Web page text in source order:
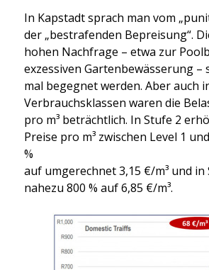
In Kap­stadt sprach man vom
der „bestra­fen­den Beprei­sung“.
hohen Nach­fra­ge – etwa zur
exzes­si­ven Gar­ten­be­wäs­se­rung
mal begeg­net wer­den. Aber auch
Ver­brauchs­klas­sen waren die
pro m³ beträcht­lich. In Stu­fe 2
Prei­se pro m³ zwi­schen Level 1
%
auf umge­rech­net 3,15 €/m³ und in
nahe­zu 800 % auf 6,85 €/m³.